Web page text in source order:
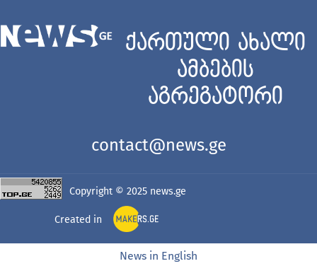
ქართული ახალი
ამბების
აგრეგატორი
contact@news.ge
Copyright © 2025 news.ge
Created in
News in English